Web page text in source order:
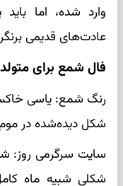
وارد شده، اما
عادت‌های قدیمی
فال شمع برای
رنگ شمع: یاسی
شکل دیده‌شده در
سایت سرگرمی روز:
شکلی شبیه ماه